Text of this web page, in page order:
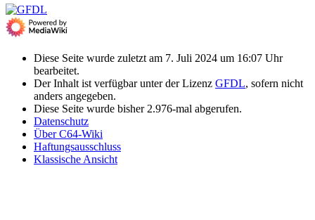
Diese Seite wurde zuletzt am 7. Juli 2024 um 16:07 Uhr
bearbeitet.
Der Inhalt ist verfügbar unter der Lizenz GFDL, sofern nicht
anders angegeben.
Diese Seite wurde bisher 2.976-mal abgerufen.
Datenschutz
Über C64-Wiki
Haftungsausschluss
Klassische Ansicht